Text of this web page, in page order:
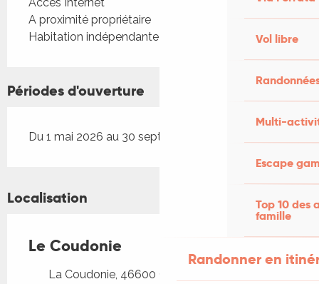
Vol libre
Multi-
Escape
Top 10 des
famille
Randonner en
Accès Internet
A proximité propriétaire
Habitation indépendante
Périodes d'ouverture
Du 1 mai 2026 au 30 septembre 2026
Localisation
Le Coudonie
La Coudonie, 46600 Cressensac-Sarrazac